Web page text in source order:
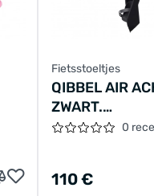
Fietsstoeltjes
QIBBEL AIR
ZWART.
0
110 €